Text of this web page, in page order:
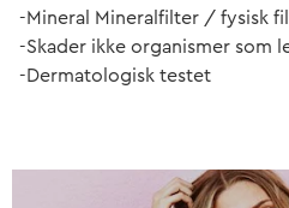
-Mineral Mineralfilter / fysisk
-Skader ikke organismer som
-Dermatologisk testet